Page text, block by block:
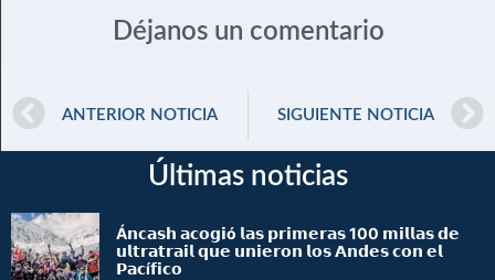
Déjanos un comentario
ANTERIOR NOTICIA SIGUIENTE NOTICIA
Últimas noticias
Á𝗻𝗰𝗮𝘀𝗵 𝗮𝗰𝗼𝗴𝗶ó 𝗹𝗮𝘀 𝗽𝗿𝗶𝗺𝗲𝗿𝗮𝘀 100 𝗺𝗶𝗹𝗹𝗮𝘀 𝗱𝗲
𝘂𝗹𝘁𝗿𝗮𝘁𝗿𝗮𝗶𝗹 𝗾𝘂𝗲 𝘂𝗻𝗶𝗲𝗿𝗼𝗻 𝗹𝗼𝘀 𝗔𝗻𝗱𝗲𝘀 𝗰𝗼𝗻 𝗲𝗹
𝗣𝗮𝗰í𝗳𝗶𝗰𝗼